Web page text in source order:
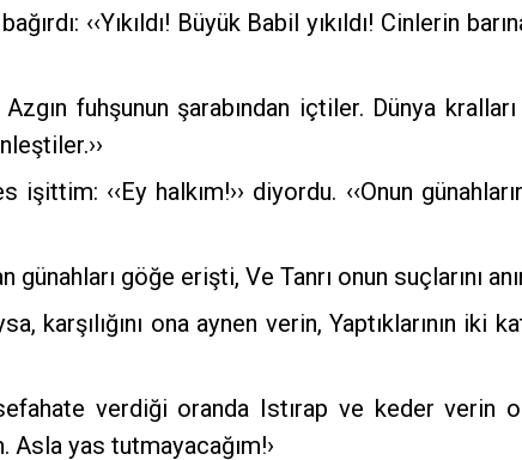
‹‹Yıkıldı! Büyük Babil yıkıldı! Cinlerin
fuhşunun şarabından içtiler. Dünya
‹‹Ey halkım!›› diyordu. ‹‹Onun
günahları göğe erişti, Ve Tanrı onun suçlarını
karşılığını ona aynen verin, Yaptıklarının iki
verdiği oranda Istırap ve keder verin
yas tutmayacağım!›